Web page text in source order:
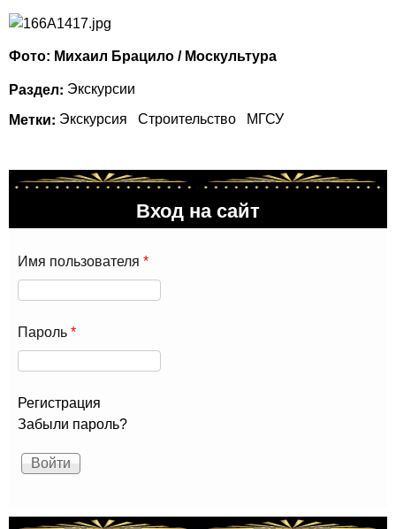
Фото: Михаил Брацило / Москультура
Раздел: Экскурсии
Метки: Экскурсия Строительство МГСУ
Вход на сайт
Имя пользователя *
Пароль *
Регистрация
Забыли пароль?